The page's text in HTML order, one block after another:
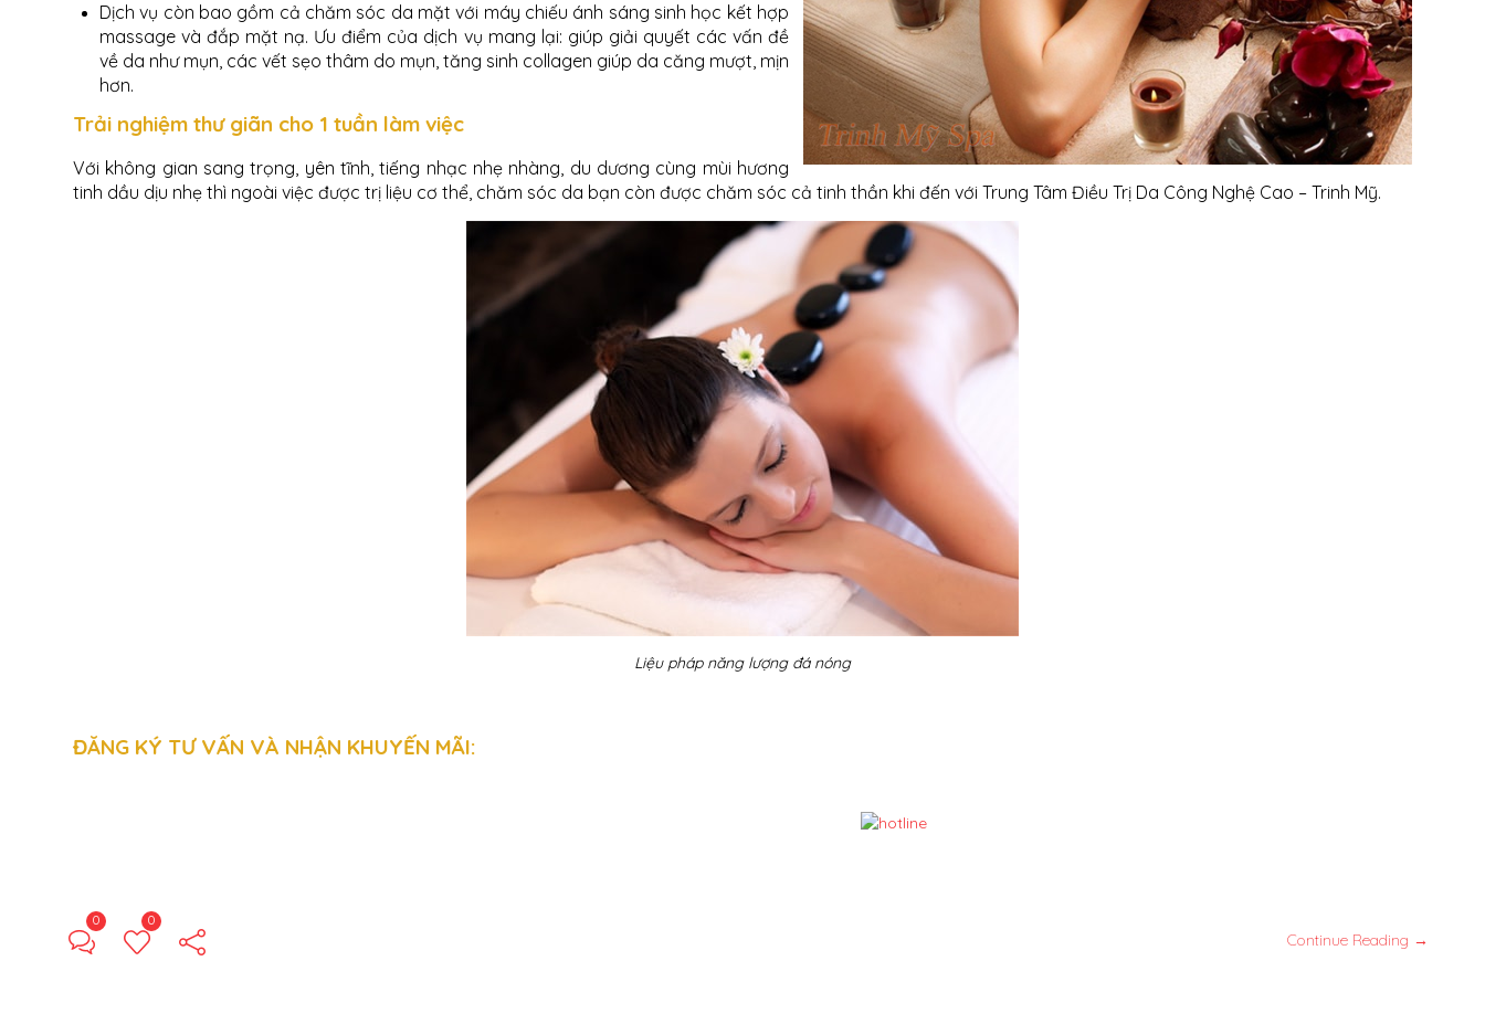
Dịch vụ còn bao gồm cả chăm sóc da mặt với máy chiếu ánh sáng sinh học kết hợp
massage và đắp mặt nạ. Ưu điểm của dịch vụ mang lại: giúp giải quyết các vấn đề
về da như mụn, các vết sẹo thâm do mụn, tăng sinh collagen giúp da căng mượt, mịn
hơn.
Trải nghiệm thư giãn cho 1 tuần làm việc
Với không gian sang trọng, yên tĩnh, tiếng nhạc nhẹ nhàng, du dương cùng mùi hương
tinh dầu dịu nhẹ thì ngoài việc được trị liệu cơ thể, chăm sóc da bạn còn được chăm sóc cả tinh thần khi đến với Trung Tâm Điều Trị Da Công Nghệ Cao – Trinh Mỹ.
Liệu pháp năng lượng đá nóng
ĐĂNG KÝ TƯ VẤN VÀ NHẬN KHUYẾN MÃI:
0 0
Continue Reading →